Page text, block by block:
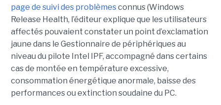
page de suivi des problèmesconnus (Windows
Release Health, l’éditeur explique que les utilisateurs
affectés pouvaient constater un point d’exclamation
jaune dans le Gestionnaire de périphériques au
niveau du pilote Intel IPF, accompagné dans certains
cas de montée en température excessive,
consommation énergétique anormale, baisse des
performances ou extinction soudaine du PC.